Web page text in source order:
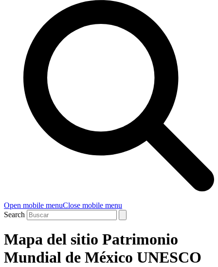
Open mobile menuClose mobile menu
Search
Mapa del sitio Patrimonio
Mundial de México UNESCO